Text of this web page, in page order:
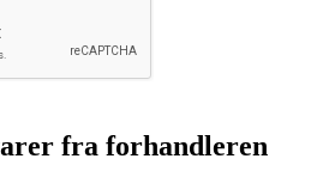
fra forhandleren